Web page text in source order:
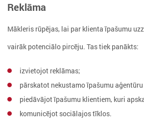
Reklāma
Mākleris rūpējas, lai par klienta īpašumu
vairāk potenciālo pircēju. Tas tiek panākts:
izvietojot reklāmas;
pārskatot nekustamo īpašumu
piedāvājot īpašumu klientiem, kuri
komunicējot sociālajos tīklos.